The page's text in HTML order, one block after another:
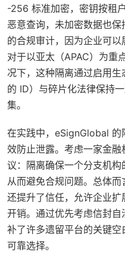
-256 标准加密，密钥按租
恶意查询，未加密数据也
的合规审计，因为企业可以
对于以亚太（APAC）为重
况下，这种隔离通过启用
的 ID）与碎片化法律保持
集。
在实践中，eSignGlobal 的
效防止泄露。考虑一家金
议：隔离确保一个分支机构
从而避免合规问题。总体而
还提升了信任，允许企业
开销。通过优先考虑信封
补了许多遗留平台的关键
可靠选择。